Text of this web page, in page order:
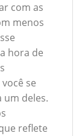
com as
menos
hora de
se
um deles.
reflete